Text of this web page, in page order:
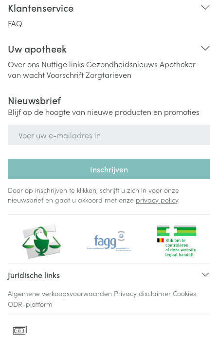
Klantenservice
FAQ
Uw apotheek
Over ons Nuttige links Gezondheidsnieuws Apotheker
van wachtVoorschriftZorgtarieven
Nieuwsbrief
Blijf op de hoogte van nieuwe producten en promoties
Inschrijven
Door op inschrijven te klikken, schrijft u zich in voor onze
nieuwsbrief en gaat u akkoord met onze privacy policy.
Juridische links
Algemene verkoopsvoorwaarden Privacy disclaimer Cookies
ODR-platform